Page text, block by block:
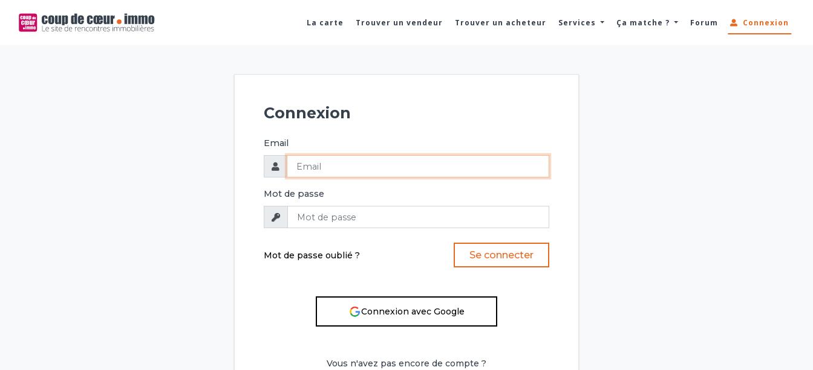
La carte Trouver un vendeur Trouver un acheteur Services Ça matche ? Forum Connexion
Connexion
Email
Mot de passe
Mot de passe oublié ? Se connecter
Connexion avec Google
Vous n'avez pas encore de compte ?